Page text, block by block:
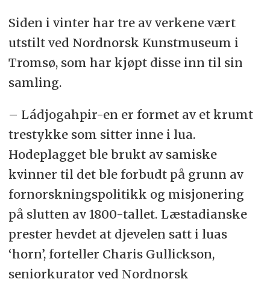
Siden i vinter har tre av verkene vært
utstilt ved Nordnorsk Kunstmuseum i
Tromsø, som har kjøpt disse inn til sin
samling.
– Ládjogahpir-en er formet av et krumt
trestykke som sitter inne i lua.
Hodeplagget ble brukt av samiske
kvinner til det ble forbudt på grunn av
fornorskningspolitikk og misjonering
på slutten av 1800-tallet. Læstadianske
prester hevdet at djevelen satt i luas
‘horn’, forteller Charis Gullickson,
seniorkurator ved Nordnorsk